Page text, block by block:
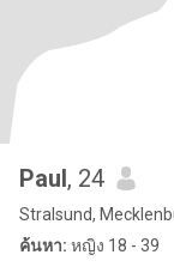
Paul, 24
Stralsund,
ค้นหา: หญิง 18 - 39